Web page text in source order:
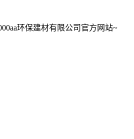
环保建材有限公司官方网站~